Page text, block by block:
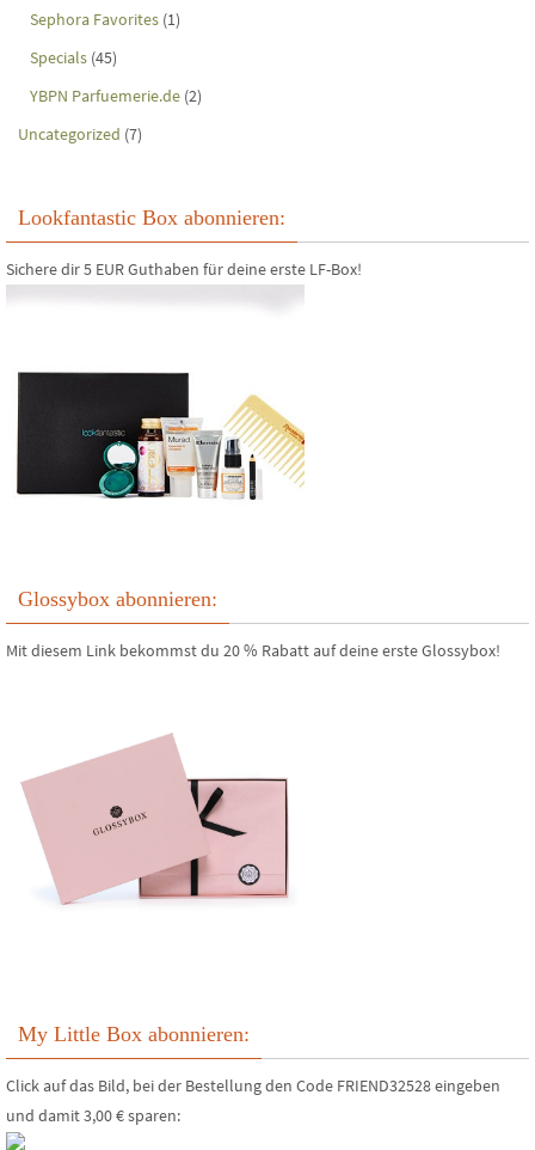
Sephora Favorites (1)
Specials (45)
YBPN Parfuemerie.de (2)
Uncategorized (7)
Lookfantastic Box abonnieren:
Sichere dir 5 EUR Guthaben für deine erste LF-Box!
Glossybox abonnieren:
Mit diesem Link bekommst du 20 % Rabatt auf deine erste Glossybox!
My Little Box abonnieren:
Click auf das Bild, bei der Bestellung den Code FRIEND32528 eingeben
und damit 3,00 € sparen: